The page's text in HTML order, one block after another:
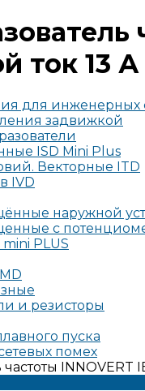
ток 13 А
для инженерных
задвижкой
ISD Mini Plus
Векторные ITD
IVD
наружной
с
PLUS
и резисторы
пуска
помех
INNOVERT